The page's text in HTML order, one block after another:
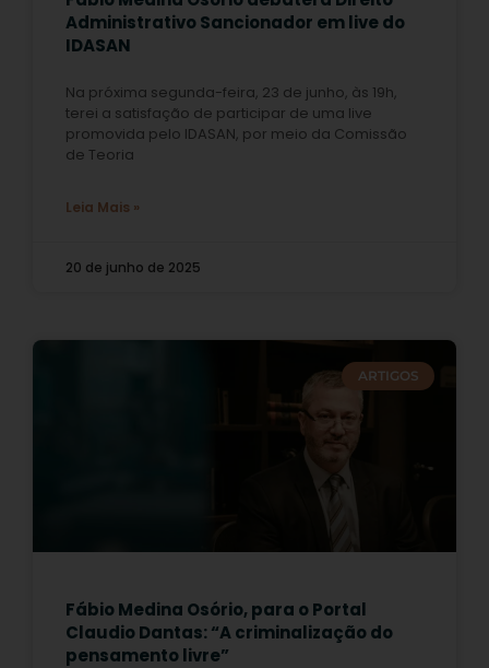
Administrativo Sancionador em live do
IDASAN
Na próxima segunda-feira, 23 de junho, às 19h,
terei a satisfação de participar de uma live
promovida pelo IDASAN, por meio da Comissão
de Teoria
Leia Mais »
20 de junho de 2025
ARTIGOS
Fábio Medina Osório, para o Portal
Claudio Dantas: “A criminalização do
pensamento livre”